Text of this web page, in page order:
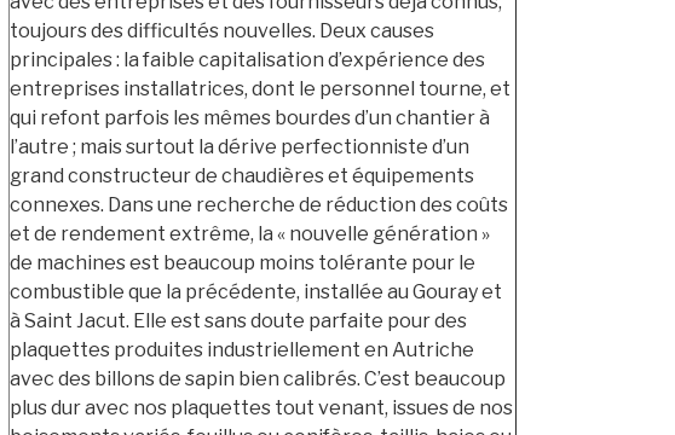
toujours des difficultés nouvelles. Deux causes
principales : la faible capitalisation d’expérience des
entreprises installatrices, dont le personnel tourne, et
qui refont parfois les mêmes bourdes d’un chantier à
l’autre ; mais surtout la dérive perfectionniste d’un
grand constructeur de chaudières et équipements
connexes. Dans une recherche de réduction des coûts
et de rendement extrême, la « nouvelle génération »
de machines est beaucoup moins tolérante pour le
combustible que la précédente, installée au Gouray et
à Saint Jacut. Elle est sans doute parfaite pour des
plaquettes produites industriellement en Autriche
avec des billons de sapin bien calibrés. C’est beaucoup
plus dur avec nos plaquettes tout venant, issues de nos